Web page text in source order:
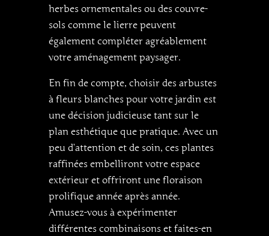
herbes ornementales ou des couvre-
sols comme le lierre peuvent
également compléter agréablement
votre aménagement paysager.
En fin de compte, choisir des arbustes
à fleurs blanches pour votre jardin est
une décision judicieuse tant sur le
plan esthétique que pratique. Avec un
peu d’attention et de soin, ces plantes
raffinées embelliront votre espace
extérieur et offriront une floraison
prolifique année après année.
Amusez-vous à expérimenter
différentes combinaisons et faites-en